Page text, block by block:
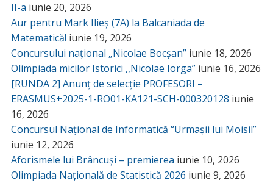
II-a iunie 20, 2026
Aur pentru Mark Ilieș (7A) la Balcaniada de
Matematică! iunie 19, 2026
Concursului național „Nicolae Bocșan” iunie 18, 2026
Olimpiada micilor Istorici ,,Nicolae Iorga” iunie 16, 2026
[RUNDA 2] Anunț de selecție PROFESORI –
ERASMUS+2025-1-RO01-KA121-SCH-000320128 iunie
16, 2026
Concursul Național de Informatică “Urmașii lui Moisil”
iunie 12, 2026
Aforismele lui Brâncuși – premierea iunie 10, 2026
Olimpiada Națională de Statistică 2026 iunie 9, 2026